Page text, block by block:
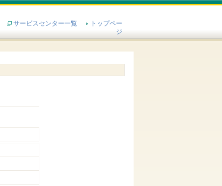
サービスセンター一覧
トップペー
ジ